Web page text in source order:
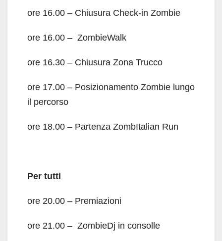
ore 16.00 – Chiusura Check-in Zombie
ore 16.00 – ZombieWalk
ore 16.30 – Chiusura Zona Trucco
ore 17.00 – Posizionamento Zombie lungo
il percorso
ore 18.00 – Partenza ZombItalian Run
Per tutti
ore 20.00 – Premiazioni
ore 21.00 – ZombieDj in consolle